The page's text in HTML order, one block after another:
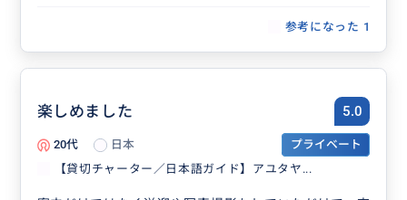
参考になった 1
楽しめました 5.0
20代 日本
プライベート
【貸切チャーター／日本語ガイド】アユタヤ...